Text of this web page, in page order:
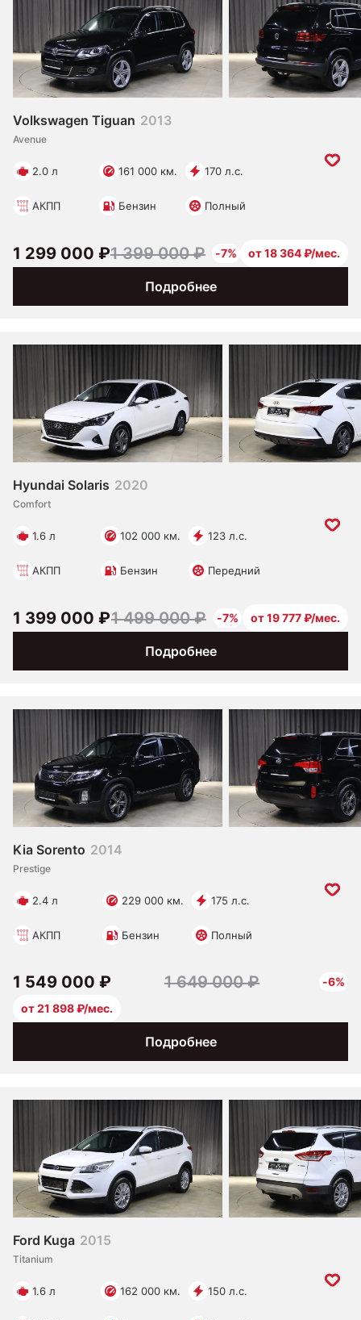
Volkswagen Tiguan 2013
Avenue
2.0 л 161 000 км. 170 л.с.
АКПП Бензин Полный
Подробнее
1 299 000 ₽1 399 000 ₽ -7% от 18 364 ₽/мес.
Hyundai Solaris 2020
Comfort
1.6 л 102 000 км. 123 л.с.
АКПП Бензин Передний
Подробнее
1 399 000 ₽1 499 000 ₽ -7% от 19 777 ₽/мес.
Kia Sorento 2014
Prestige
2.4 л 229 000 км. 175 л.с.
АКПП Бензин Полный
Подробнее
1 549 000 ₽ 1 649 000 ₽
-6%
от 21 898 ₽/мес.
Ford Kuga 2015
Titanium
1.6 л 162 000 км. 150 л.с.